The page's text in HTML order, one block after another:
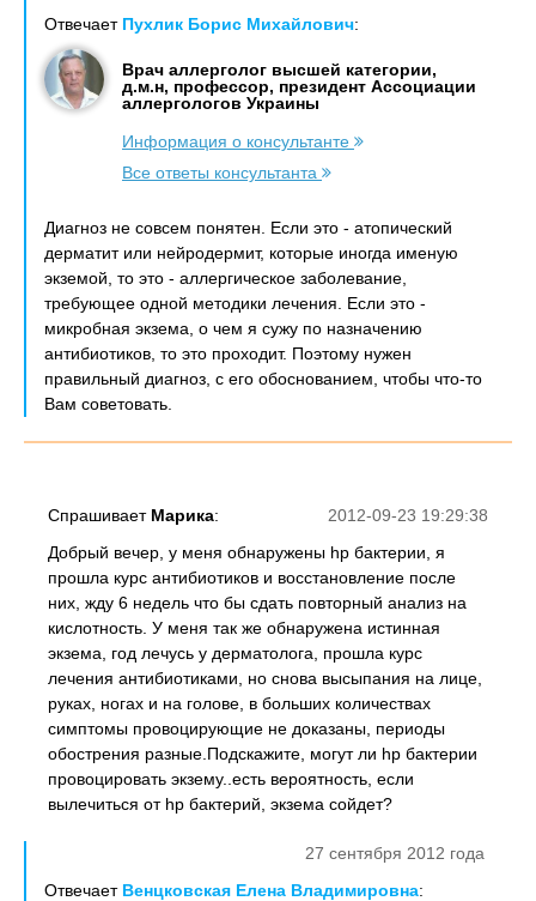
Отвечает Пухлик Борис Михайлович:
Врач аллерголог высшей категории,
д.м.н, профессор, президент Ассоциации
аллергологов Украины
Информация о консультанте
Все ответы консультанта
Диагноз не совсем понятен. Если это - атопический
дерматит или нейродермит, которые иногда именую
экземой, то это - аллергическое заболевание,
требующее одной методики лечения. Если это -
микробная экзема, о чем я сужу по назначению
антибиотиков, то это проходит. Поэтому нужен
правильный диагноз, с его обоснованием, чтобы что-то
Вам советовать.
2012-09-23 19:29:38
Спрашивает Марика:
Добрый вечер, у меня обнаружены hp бактерии, я
прошла курс антибиотиков и восстановление после
них, жду 6 недель что бы сдать повторный анализ на
кислотность. У меня так же обнаружена истинная
экзема, год лечусь у дерматолога, прошла курс
лечения антибиотиками, но снова высыпания на лице,
руках, ногах и на голове, в больших количествах
симптомы провоцирующие не доказаны, периоды
обострения разные.Подскажите, могут ли hp бактерии
провоцировать экзему..есть вероятность, если
вылечиться от hp бактерий, экзема сойдет?
27 сентября 2012 года
Отвечает Венцковская Елена Владимировна: